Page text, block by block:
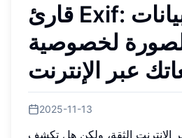
قارئ Exif: تحقق من بيانات
لخصوصية
عبر الإنترنت
2025-11-13
الإنترنت الثقة، ولكن هل تكشف